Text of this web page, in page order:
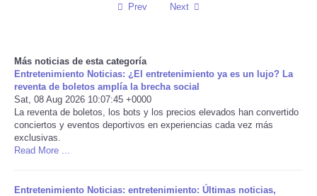
Sports
Technology
Travel
USA
Prev Next
Más noticias de esta categoría
Entretenimiento Noticias: ¿El entretenimiento ya es un lujo? La
reventa de boletos amplía la brecha social
Sat, 08 Aug 2026 10:07:45 +0000
La reventa de boletos, los bots y los precios elevados han convertido
conciertos y eventos deportivos en experiencias cada vez más
exclusivas.
Read More ...
Entretenimiento Noticias: entretenimiento: Últimas noticias,